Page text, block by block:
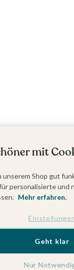
mit
unserem Shop gut
personalisierte
Mehr erfahren.
Nur
Geht klar